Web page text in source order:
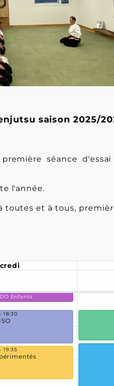
saison 2025/
séance
l'année.
toutes et à tous,
Enfants
18:30
19:35